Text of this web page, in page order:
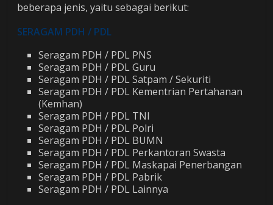
beberapa jenis, yaitu sebagai berikut:
SERAGAM PDH / PDL
Seragam PDH / PDL PNS
Seragam PDH / PDL Guru
Seragam PDH / PDL Satpam / Sekuriti
Seragam PDH / PDL Kementrian Pertahanan
(Kemhan)
Seragam PDH / PDL TNI
Seragam PDH / PDL Polri
Seragam PDH / PDL BUMN
Seragam PDH / PDL Perkantoran Swasta
Seragam PDH / PDL Maskapai Penerbangan
Seragam PDH / PDL Pabrik
Seragam PDH / PDL Lainnya